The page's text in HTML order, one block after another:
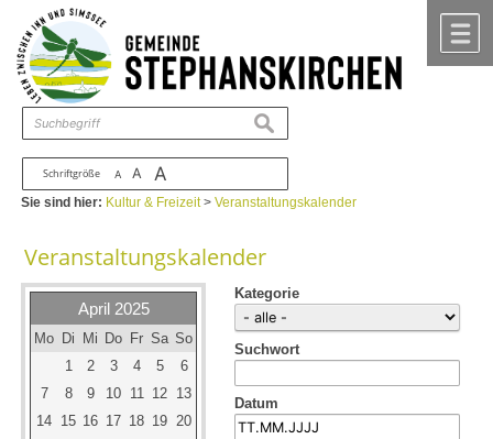
Zum Inhalt ,zur Navigation
Schriftgröße A A A
suchen
Sie sind hier: Kultur & Freizeit>Veranstaltungskalender
Veranstaltungskalender
April 2025
Mo Di Mi Do Fr Sa So
1
2 3 4 5
6
7
8 9 10 11 12 13
14 15 16 17 18 19 20
Kategorie
Suchwort
Datum